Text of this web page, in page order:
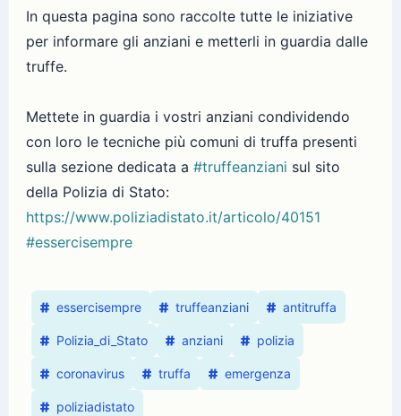
In questa pagina sono raccolte tutte le iniziative
per informare gli anziani e metterli in guardia dalle
truffe.
Mettete in guardia i vostri anziani condividendo
con loro le tecniche più comuni di truffa presenti
sulla sezione dedicata a #truffeanziani sul sito
della Polizia di Stato:
https://www.poliziadistato.it/articolo/40151
#essercisempre
essercisempre truffeanziani antitruffa
Polizia_di_Stato anziani polizia
coronavirus truffa emergenza
poliziadistato